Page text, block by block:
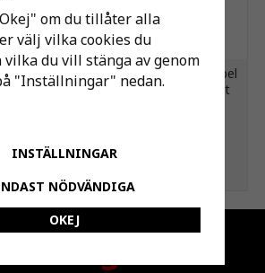
Spikklammer,Svart,För kabel
14-20 mm, 35 mm, 100st
om du tillåter alla
välj vilka cookies du
du vill stänga av genom
"Inställningar" nedan.
INSTÄLLNINGAR
NÖDVÄNDIGA
OKEJ